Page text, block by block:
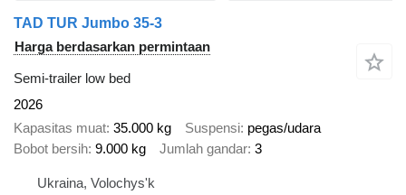
TAD TUR Jumbo 35-3
Harga berdasarkan permintaan
Semi-trailer low bed
2026
Kapasitas muat 35.000 kg Suspensi pegas/udara
Bobot bersih 9.000 kg Jumlah gandar 3
Ukraina, Volochys'k